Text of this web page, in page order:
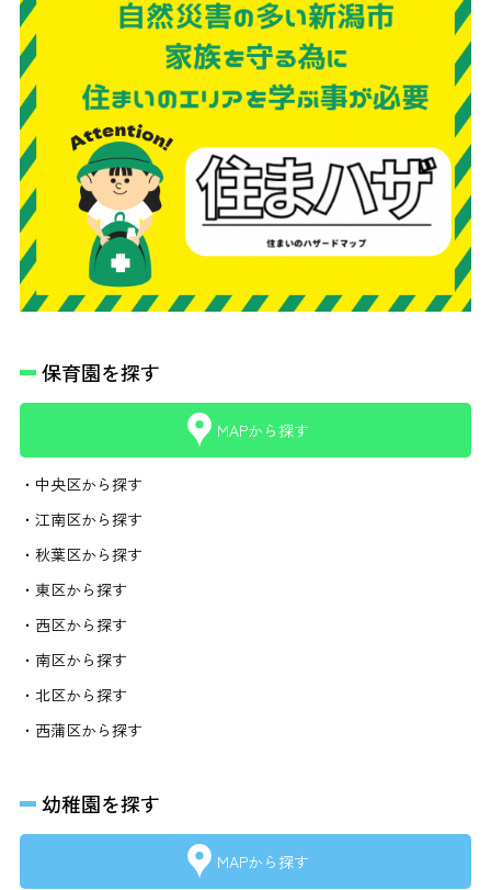
保育園を探す
MAPから探す
・中央区から探す
・江南区から探す
・秋葉区から探す
・東区から探す
・西区から探す
・南区から探す
・北区から探す
・西蒲区から探す
幼稚園を探す
MAPから探す